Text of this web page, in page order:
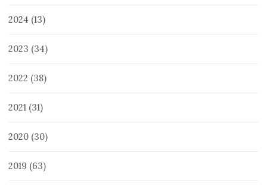
2024 (13)
2023 (34)
2022 (38)
2021 (31)
2020 (30)
2019 (63)